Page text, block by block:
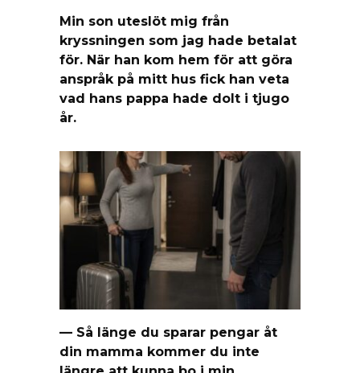
Min son uteslöt mig från
kryssningen som jag hade betalat
för. När han kom hem för att göra
anspråk på mitt hus fick han veta
vad hans pappa hade dolt i tjugo
år.
— Så länge du sparar pengar åt
din mamma kommer du inte